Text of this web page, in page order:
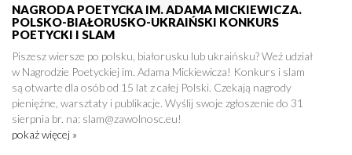
NAGRODA POETYCKA IM. ADAMA MICKIEWICZA.
POLSKO-BIAŁORUSKO-UKRAIŃSKI KONKURS
POETYCKI I SLAM
Piszesz wiersze po polsku, białorusku lub ukraińsku? Weź udział
w Nagrodzie Poetyckiej im. Adama Mickiewicza! Konkurs i slam
są otwarte dla osób od 15 lat z całej Polski. Czekają nagrody
pieniężne, warsztaty i publikacje. Wyślij swoje zgłoszenie do 31
sierpnia br. na: slam@zawolnosc.eu!
pokaż więcej »